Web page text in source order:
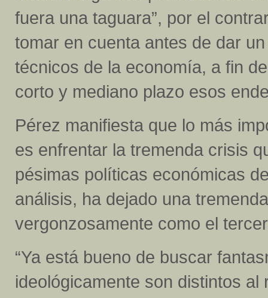
fuera una taguara”, por el
tomar en cuenta antes de dar
técnicos de la economía, a fin
corto y mediano plazo esos
Pérez manifiesta que lo más
es enfrentar la tremenda crisis
pésimas políticas económicas
análisis, ha dejado una
vergonzosamente como el
“Ya está bueno de buscar
ideológicamente son distintos